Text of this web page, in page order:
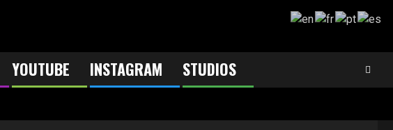
YOUTUBE INSTAGRAM STUDIOS